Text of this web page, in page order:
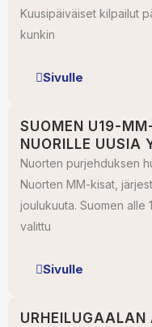
Kuusipäiväiset kilpailut
kunkin
Sivulle
SUOMEN U19-
NUORILLE UUSIA
Nuorten purjehduksen
Nuorten MM-kisat,
joulukuuta. Suomen
valittu
Sivulle